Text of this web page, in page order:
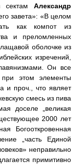
сектам Александр
завета»: «В целом
как компот из
и преломленных
оболочке из
изречений,
Он все
при этом элементы
и проч., что являет
смесь из пива
доселе „великая
2000 лет
Богооткровенная
„часть Единой
неправильно
примитивно